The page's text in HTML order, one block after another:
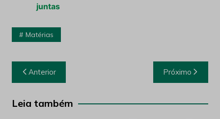
juntas
Matérias
Navegação
de
Post
Anterior Próximo
Leia também